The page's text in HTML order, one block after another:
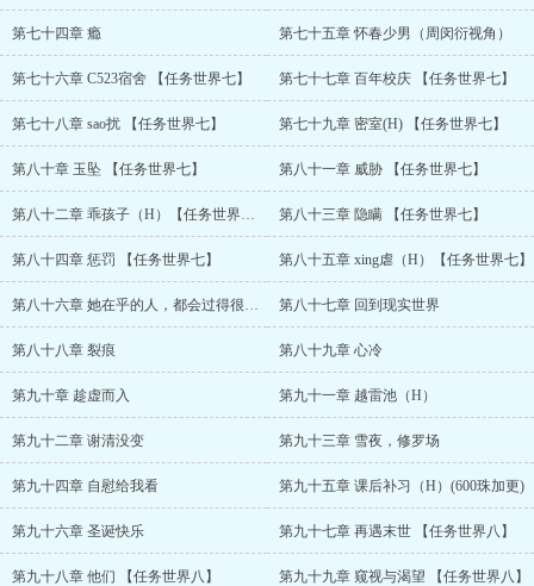
第七十四章 瘾 第七十五章 怀春少男（周闵衍视角）
第七十六章 C523宿舍 【任务世界七】 第七十七章 百年校庆 【任务世界七】
第七十八章 sao扰 【任务世界七】 第七十九章 密室(H) 【任务世界七】
第八十章 玉坠 【任务世界七】 第八十一章 威胁 【任务世界七】
第八十二章 乖孩子（H）【任务世界七】 第八十三章 隐瞒 【任务世界七】
第八十四章 惩罚 【任务世界七】 第八十五章 xing虐（H）【任务世界七】
第八十六章 她在乎的人，都会过得很好 （BE 慎入）【任务世界七】 第八十七章 回到现实世界
第八十八章 裂痕 第八十九章 心冷
第九十章 趁虚而入 第九十一章 越雷池（H）
第九十二章 谢清没变 第九十三章 雪夜，修罗场
第九十四章 自慰给我看 第九十五章 课后补习（H）(600珠加更)
第九十六章 圣诞快乐 第九十七章 再遇末世 【任务世界八】
第九十八章 他们 【任务世界八】 第九十九章 窥视与渴望 【任务世界八】